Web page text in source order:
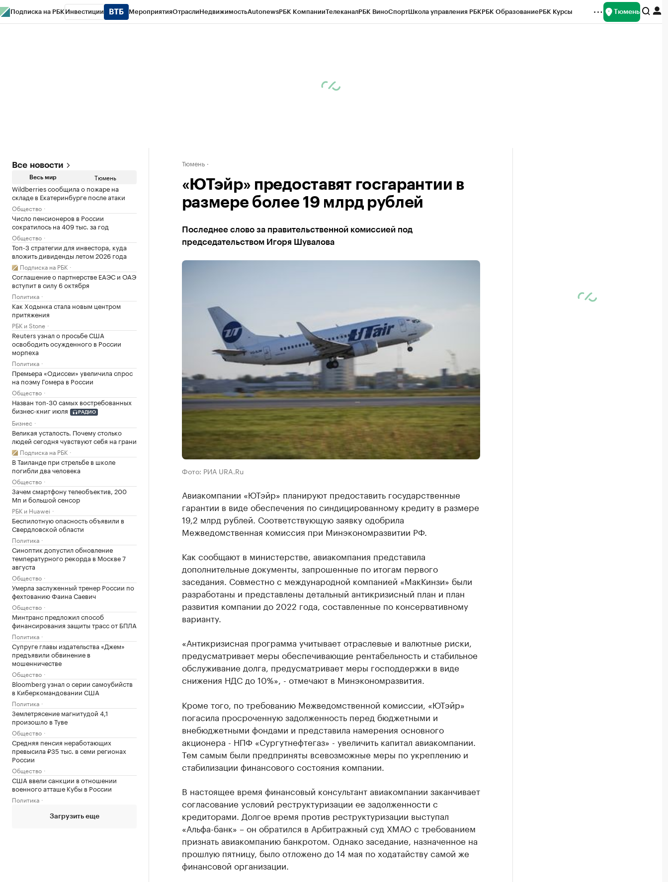
Подписка на РБК Инвестиции МероприятияОтраслиНедвижимостьAutonewsРБК КомпанииТелеканалРБК ВиноСпортШкола управления РБКРБК ОбразованиеРБК Курсы Тюмень
Все новости
Весь мир Тюмень
Wildberries сообщила о пожаре на
складе в Екатеринбурге после атаки
Общество
Число пенсионеров в России
сократилось на 409 тыс. за год
Общество
Топ-3 стратегии для инвестора, куда
вложить дивиденды летом 2026 года
Подписка на РБК
Соглашение о партнерстве ЕАЭС и ОАЭ
вступит в силу 6 октября
Политика
Как Ходынка стала новым центром
притяжения
РБК и Stone
Reuters узнал о просьбе США
освободить осужденного в России
морпеха
Политика
Премьера «Одиссеи» увеличила спрос
на поэму Гомера в России
Общество
Назван топ-30 самых востребованных
бизнес-книг июля
РАДИО
Бизнес
Великая усталость. Почему столько
людей сегодня чувствуют себя на грани
Подписка на РБК
В Таиланде при стрельбе в школе
погибли два человека
Общество
Зачем смартфону телеобъектив, 200
Мп и большой сенсор
РБК и Huawei
Беспилотную опасность объявили в
Свердловской области
Политика
Синоптик допустил обновление
температурного рекорда в Москве 7
августа
Общество
Умерла заслуженный тренер России по
фехтованию Фаина Саевич
Общество
Минтранс предложил способ
финансирования защиты трасс от БПЛА
Политика
Супруге главы издательства «Джем»
предъявили обвинение в
мошенничестве
Общество
Bloomberg узнал о серии самоубийств
в Киберкомандовании США
Политика
Землетрясение магнитудой 4,1
произошло в Туве
Общество
Средняя пенсия неработающих
превысила ₽35 тыс. в семи регионах
России
Общество
США ввели санкции в отношении
военного атташе Кубы в России
Политика
Загрузить еще
Тюмень
«ЮТэйр» предоставят госгарантии в
размере более 19 млрд рублей
Последнее слово за правительственной комиссией под
председательством Игоря Шувалова
Фото: РИА URA.Ru
Авиакомпании «ЮТэйр» планируют предоставить государственные
гарантии в виде обеспечения по синдицированному кредиту в размере
19,2 млрд рублей. Соответствующую заявку одобрила
Межведомственная комиссия при Минэкономразвитии РФ.
Как сообщают в министерстве, авиакомпания представила
дополнительные документы, запрошенные по итогам первого
заседания. Совместно с международной компанией «МакКинзи» были
разработаны и представлены детальный антикризисный план и план
развития компании до 2022 года, составленные по консервативному
варианту.
«Антикризисная программа учитывает отраслевые и валютные риски,
предусматривает меры обеспечивающие рентабельность и стабильное
обслуживание долга, предусматривает меры господдержки в виде
снижения НДС до 10%», - отмечают в Минэкономразвития.
Кроме того, по требованию Межведомственной комиссии, «ЮТэйр»
погасила просроченную задолженность перед бюджетными и
внебюджетными фондами и представила намерения основного
акционера - НПФ «Сургутнефтегаз» - увеличить капитал авиакомпании.
Тем самым были предприняты всевозможные меры по укреплению и
стабилизации финансового состояния компании.
В настоящее время финансовый консультант авиакомпании заканчивает
согласование условий реструктуризации ее задолженности с
кредиторами. Долгое время против реструктуризации выступал
«Альфа-банк» – он обратился в Арбитражный суд ХМАО с требованием
признать авиакомпанию банкротом. Однако заседание, назначенное на
прошлую пятницу, было отложено до 14 мая по ходатайству самой же
финансовой организации.